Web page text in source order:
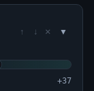
↑ ↓ ×
+37